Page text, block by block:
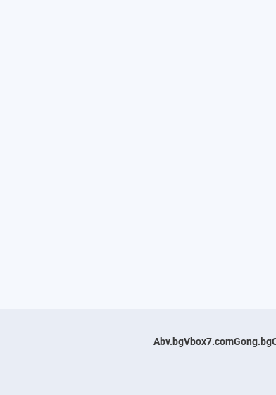
Abv.bgVbox7.comGong.bg